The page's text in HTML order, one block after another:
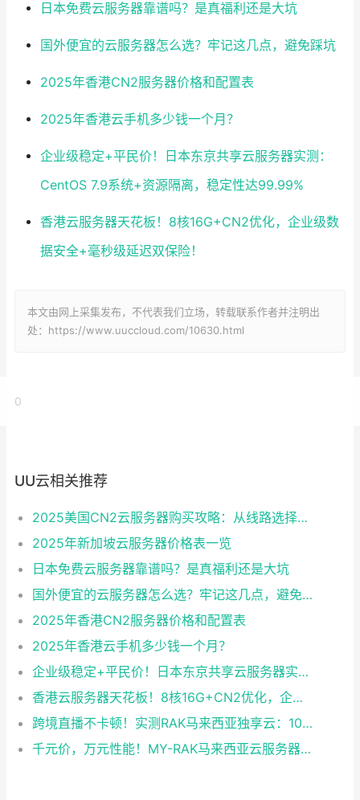
日本免费云服务器靠谱吗？是真福利还是大坑
国外便宜的云服务器怎么选？牢记这几点，避免踩坑
2025年香港CN2服务器价格和配置表
2025年香港云手机多少钱一个月？
企业级稳定+平民价！日本东京共享云服务器实测：
CentOS 7.9系统+资源隔离，稳定性达99.99%
香港云服务器天花板！8核16G+CN2优化，企业级数
据安全+毫秒级延迟双保险！
本文由网上采集发布，不代表我们立场，转载联系作者并注明出
处：https://www.uuccloud.com/10630.html
0
UU云相关推荐
2025美国CN2云服务器购买攻略：从线路选择到实操最全指南
2025年新加坡云服务器价格表一览
日本免费云服务器靠谱吗？是真福利还是大坑
国外便宜的云服务器怎么选？牢记这几点，避免踩坑
2025年香港CN2服务器价格和配置表
2025年香港云手机多少钱一个月？
企业级稳定+平民价！日本东京共享云服务器实测：CentOS 7.9系统+资源隔离，稳定性达99.99%
香港云服务器天花板！8核16G+CN2优化，企业级数据安全+毫秒级延迟双保险！
跨境直播不卡顿！实测RAK马来西亚独享云：1080P推流稳定，首月6折优惠中
千元价，万元性能！MY-RAK马来西亚云服务器：首月5折+免费SEO工具，中小企业出海“降本神器”